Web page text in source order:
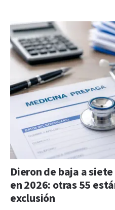
Dieron de baja a
en 2026: otras 55
exclusión